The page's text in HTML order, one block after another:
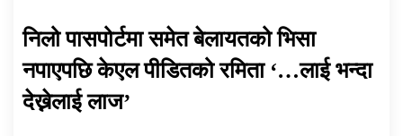
निलो पासपोर्टमा समेत बेलायतको भिसा
नपाएपछि केएल पीडितको रमिता ‘…लाई भन्दा
देख्नेलाई लाज’